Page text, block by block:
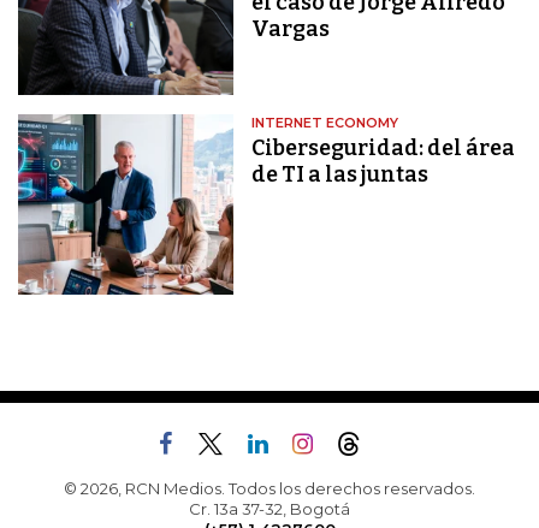
Vargas
INTERNET ECONOMY
Ciberseguridad: del área
de TI a las juntas
© 2026, RCN Medios. Todos los derechos reservados.
Cr. 13a 37-32, Bogotá